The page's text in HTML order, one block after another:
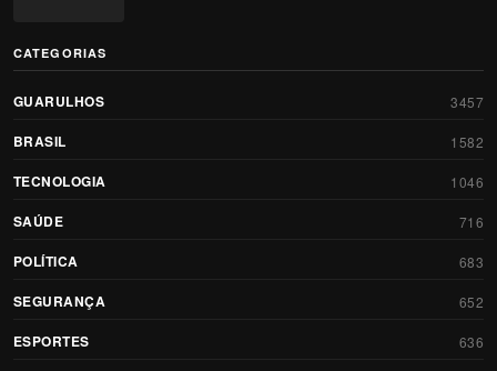
CATEGORIAS
GUARULHOS 3457
BRASIL 1582
TECNOLOGIA 1046
SAÚDE 716
POLÍTICA 683
SEGURANÇA 652
ESPORTES 636